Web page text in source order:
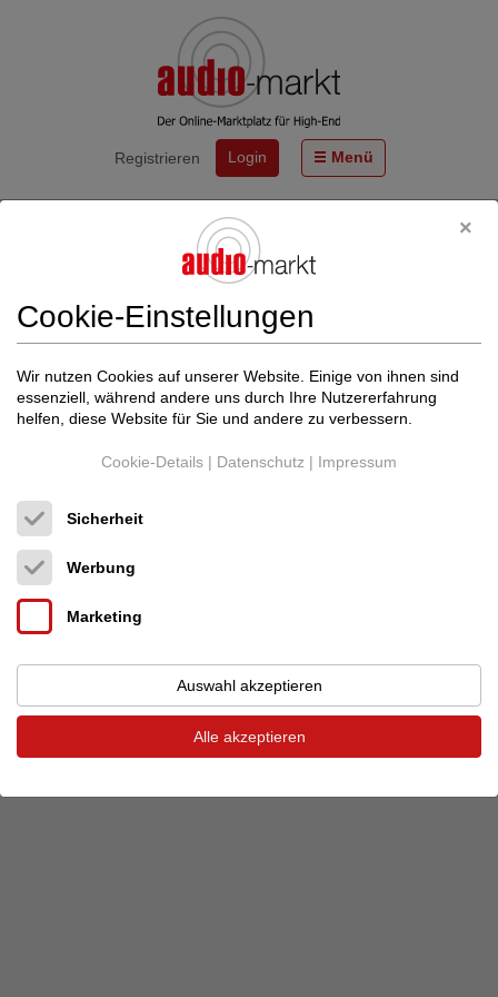
Registrieren Login Menü
WOLF VON LANGA® Lautsprecher WVL 11620 ORGANIC.
Eine Liebeserklärung an den Klang.
VonHigh-End-Audio
Zurück zu Termine
Der Termin konnte nicht gefunden werden.
Vorheriger Termin
Cookie-Einstellungen
Wir nutzen Cookies auf unserer Website. Einige von ihnen sind
essenziell, während andere uns durch Ihre Nutzererfahrung
helfen, diese Website für Sie und andere zu verbessern.
Cookie-Details | Datenschutz | Impressum
Sicherheit
Werbung
Marketing
Auswahl akzeptieren
Alle akzeptieren